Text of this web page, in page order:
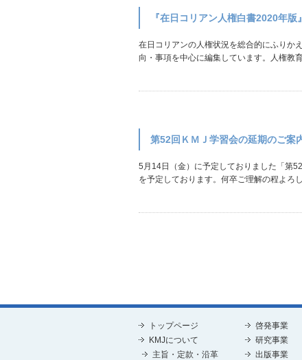
『在日コリアン人権白書2020年版
在日コリアンの人権状況を総合的にふりか
向・事項を中心に編集しています。人権教
第52回ＫＭＪ学習会の延期のご案
5月14日（金）に予定しておりました「第
を予定しております。何卒ご理解の程よろ
トップページ
KMJについて
主旨・定款・沿革
啓発事業
研究事業
出版事業